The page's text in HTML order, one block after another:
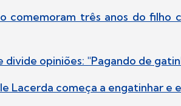
comemoram três anos do filho
opiniões: "Pagando de
Lacerda começa a engatinhar e